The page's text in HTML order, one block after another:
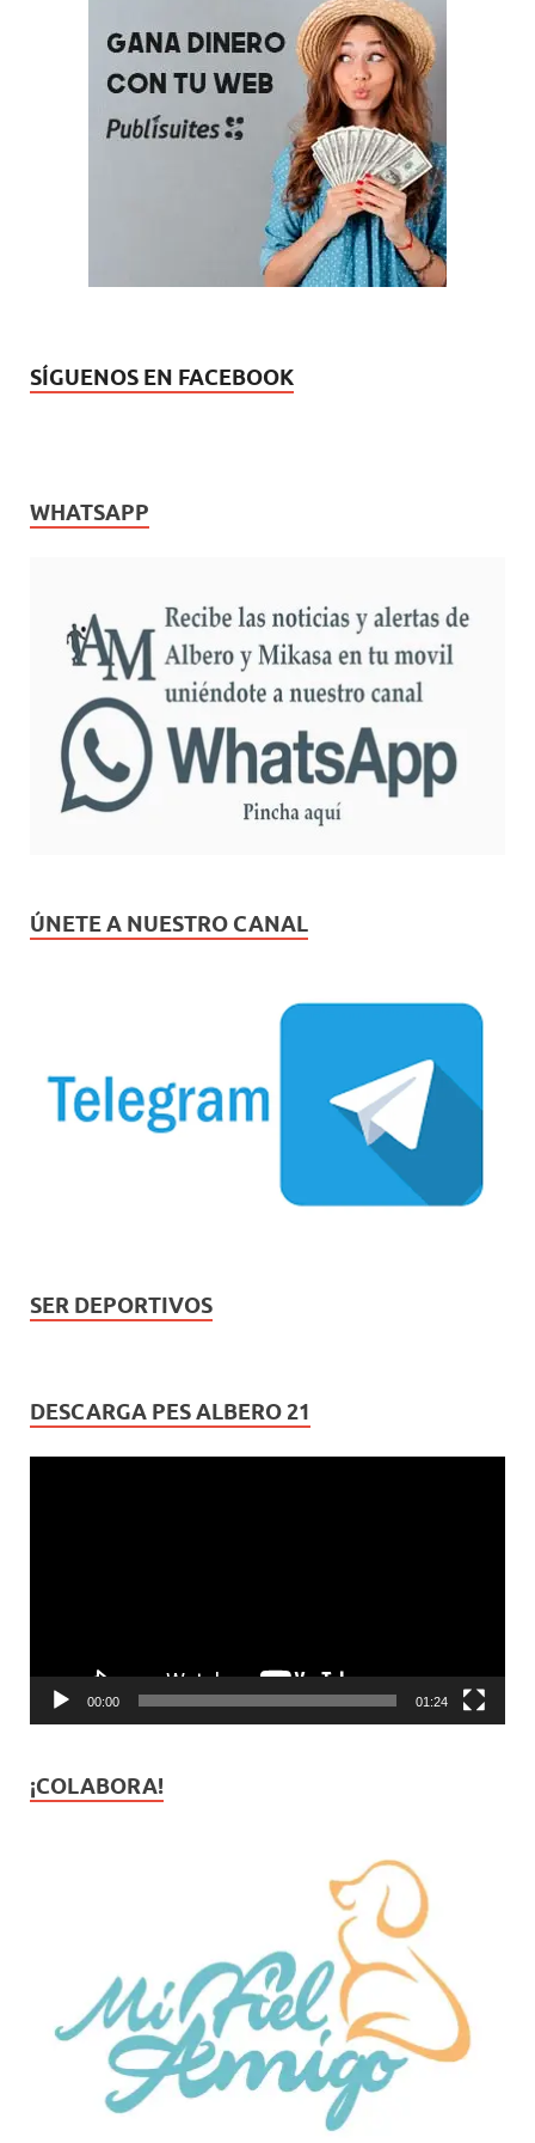
SÍGUENOS EN FACEBOOK
WHATSAPP
ÚNETE A NUESTRO CANAL
SER DEPORTIVOS
DESCARGA PES ALBERO 21
00:00 01:24
¡COLABORA!